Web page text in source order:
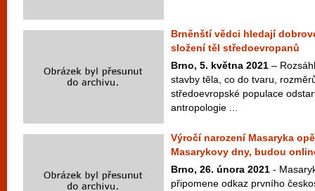
Brněnští vědci hledají
složení těl středoevropanů
Brno, 5. května 2021 –
stavby těla, co do tvaru,
středoevropské populace
antropologie ...
Výročí narození Masaryka
Masarykovy dny, budou
Brno, 26. února 2021 -
připomene odkaz prvního